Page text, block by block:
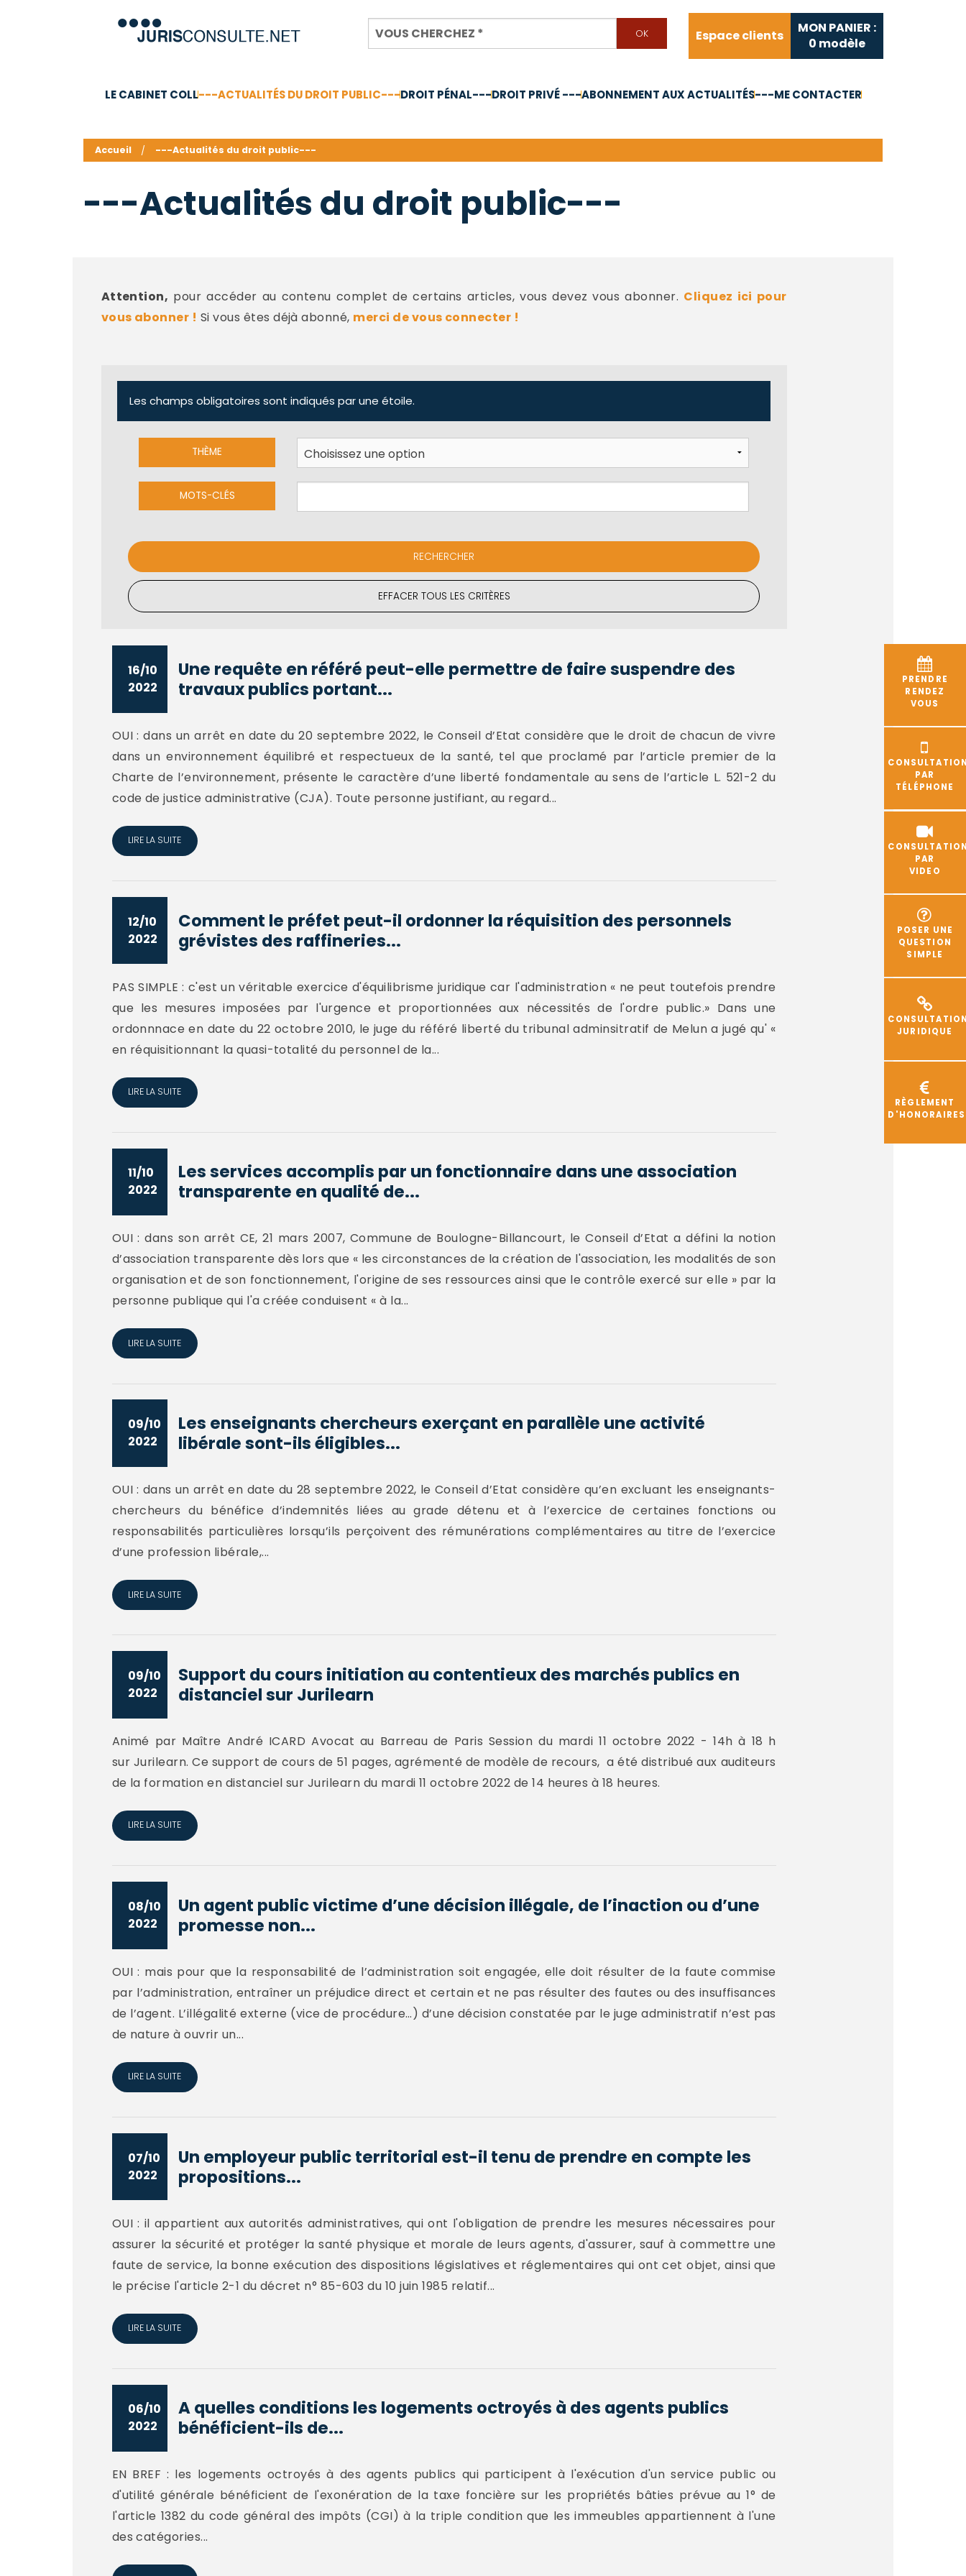
Espace clients
MON PANIER :
0 modèle
LE CABINET COLL---ACTUALITÉS DU DROIT PUBLIC---DROIT PÉNAL---DROIT PRIVÉ ---ABONNEMENT AUX ACTUALITÉS---ME CONTACTER
PRENDRE
RENDEZ
VOUS
PAR
TÉLÉPHONE
PAR
VIDEO
POSER UNE
QUESTION
SIMPLE
JURIDIQUE
RÈGLEMENT
D'HONORAIRES
Accueil ---Actualités du droit public---
---Actualités du droit public---
Attention, pour accéder au contenu complet de certains articles, vous devez vous abonner. Cliquez ici pour
vous abonner ! Si vous êtes déjà abonné, merci de vous connecter !
Les champs obligatoires sont indiqués par une étoile.
THÈME
MOTS-CLÉS
EFFACER TOUS LES CRITÈRES
16/10
2022
Une requête en référé peut-elle permettre de faire suspendre des
travaux publics portant...
OUI : dans un arrêt en date du 20 septembre 2022, le Conseil d’Etat considère que le droit de chacun de vivre
dans un environnement équilibré et respectueux de la santé, tel que proclamé par l’article premier de la
Charte de l’environnement, présente le caractère d’une liberté fondamentale au sens de l’article L. 521-2 du
code de justice administrative (CJA). Toute personne justifiant, au regard...
LIRE LA SUITE
12/10
2022
Comment le préfet peut-il ordonner la réquisition des personnels
grévistes des raffineries...
PAS SIMPLE : c'est un véritable exercice d'équilibrisme juridique car l'administration « ne peut toutefois prendre
que les mesures imposées par l'urgence et proportionnées aux nécessités de l'ordre public.» Dans une
ordonnnace en date du 22 octobre 2010, le juge du référé liberté du tribunal adminsitratif de Melun a jugé qu' «
en réquisitionnant la quasi-totalité du personnel de la...
LIRE LA SUITE
11/10
2022
Les services accomplis par un fonctionnaire dans une association
transparente en qualité de...
OUI : dans son arrêt CE, 21 mars 2007, Commune de Boulogne-Billancourt, le Conseil d’Etat a défini la notion
d’association transparente dès lors que « les circonstances de la création de l'association, les modalités de son
organisation et de son fonctionnement, l'origine de ses ressources ainsi que le contrôle exercé sur elle » par la
personne publique qui l'a créée conduisent « à la...
LIRE LA SUITE
09/10
2022
Les enseignants chercheurs exerçant en parallèle une activité
libérale sont-ils éligibles...
OUI : dans un arrêt en date du 28 septembre 2022, le Conseil d’Etat considère qu’en excluant les enseignants-
chercheurs du bénéfice d’indemnités liées au grade détenu et à l’exercice de certaines fonctions ou
responsabilités particulières lorsqu’ils perçoivent des rémunérations complémentaires au titre de l’exercice
d’une profession libérale,...
LIRE LA SUITE
09/10
2022
Support du cours initiation au contentieux des marchés publics en
distanciel sur Jurilearn
Animé par Maître André ICARD Avocat au Barreau de Paris Session du mardi 11 octobre 2022 - 14h à 18 h
sur Jurilearn. Ce support de cours de 51 pages, agrémenté de modèle de recours, a été distribué aux auditeurs
de la formation en distanciel sur Jurilearn du mardi 11 octobre 2022 de 14 heures à 18 heures.
LIRE LA SUITE
08/10
2022
Un agent public victime d’une décision illégale, de l’inaction ou d’une
promesse non...
OUI : mais pour que la responsabilité de l’administration soit engagée, elle doit résulter de la faute commise
par l’administration, entraîner un préjudice direct et certain et ne pas résulter des fautes ou des insuffisances
de l’agent. L’illégalité externe (vice de procédure…) d’une décision constatée par le juge administratif n’est pas
de nature à ouvrir un...
LIRE LA SUITE
07/10
2022
Un employeur public territorial est-il tenu de prendre en compte les
propositions...
OUI : il appartient aux autorités administratives, qui ont l'obligation de prendre les mesures nécessaires pour
assurer la sécurité et protéger la santé physique et morale de leurs agents, d'assurer, sauf à commettre une
faute de service, la bonne exécution des dispositions législatives et réglementaires qui ont cet objet, ainsi que
le précise l'article 2-1 du décret n° 85-603 du 10 juin 1985 relatif...
LIRE LA SUITE
06/10
2022
A quelles conditions les logements octroyés à des agents publics
bénéficient-ils de...
EN BREF : les logements octroyés à des agents publics qui participent à l'exécution d'un service public ou
d'utilité générale bénéficient de l'exonération de la taxe foncière sur les propriétés bâties prévue au 1° de
l'article 1382 du code général des impôts (CGI) à la triple condition que les immeubles appartiennent à l'une
des catégories...